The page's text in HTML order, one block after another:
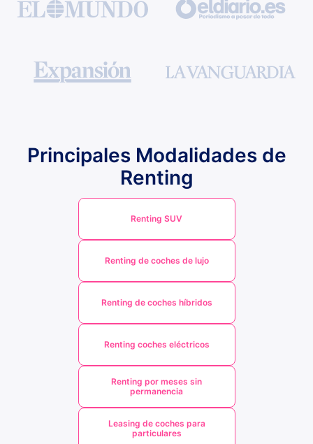
Principales Modalidades de
Renting
Renting SUV
Renting de coches de lujo
Renting de coches híbridos
Renting coches eléctricos
Renting por meses sin
permanencia
Leasing de coches para
particulares